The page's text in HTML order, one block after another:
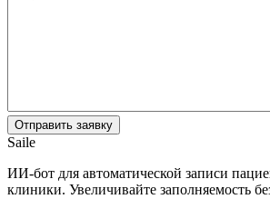
Saile
ИИ-бот для автоматической записи
клиники. Увеличивайте заполняемость